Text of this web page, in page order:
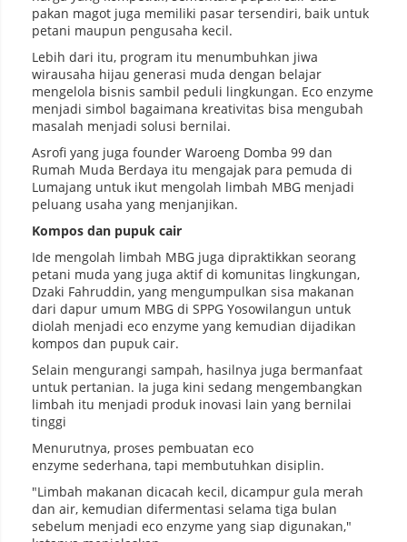
pakan magot juga memiliki pasar tersendiri, baik untuk
petani maupun pengusaha kecil.
Lebih dari itu, program itu menumbuhkan jiwa
wirausaha hijau generasi muda dengan belajar
mengelola bisnis sambil peduli lingkungan. Eco enzyme
menjadi simbol bagaimana kreativitas bisa mengubah
masalah menjadi solusi bernilai.
Asrofi yang juga founder Waroeng Domba 99 dan
Rumah Muda Berdaya itu mengajak para pemuda di
Lumajang untuk ikut mengolah limbah MBG menjadi
peluang usaha yang menjanjikan.
Kompos dan pupuk cair
Ide mengolah limbah MBG juga dipraktikkan seorang
petani muda yang juga aktif di komunitas lingkungan,
Dzaki Fahruddin, yang mengumpulkan sisa makanan
dari dapur umum MBG di SPPG Yosowilangun untuk
diolah menjadi eco enzyme yang kemudian dijadikan
kompos dan pupuk cair.
Selain mengurangi sampah, hasilnya juga bermanfaat
untuk pertanian. Ia juga kini sedang mengembangkan
limbah itu menjadi produk inovasi lain yang bernilai
tinggi
Menurutnya, proses pembuatan eco
enzyme sederhana, tapi membutuhkan disiplin.
"Limbah makanan dicacah kecil, dicampur gula merah
dan air, kemudian difermentasi selama tiga bulan
sebelum menjadi eco enzyme yang siap digunakan,"